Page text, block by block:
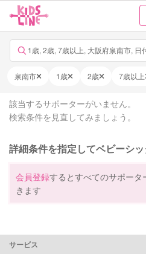
1歳, 2歳, 7歳以上, 大阪府泉南市, 日
泉南市 1歳 2歳 7歳以上
該当するサポーターがいません。
検索条件を見直してみましょう。
詳細条件を指定してベビーシ
会員登録するとすべてのサポー
きます
サービス